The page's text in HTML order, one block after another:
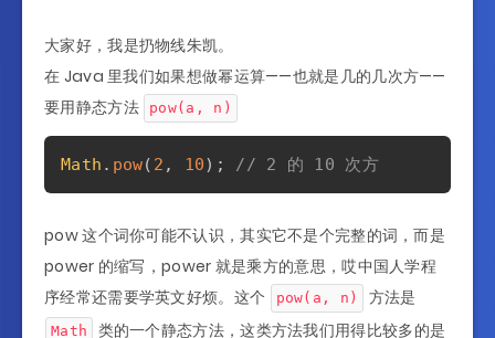
大家好，我是扔物线朱凯。
在 Java 里我们如果想做幂运算——也就是几的几次方——
要用静态方法
pow(a, n)
Math . pow( 2 , 10) ; // 2 的 10 次方
pow 这个词你可能不认识，其实它不是个完整的词，而是
power 的缩写，power 就是乘方的意思，哎中国人学程
序经常还需要学英文好烦。这个
pow(a, n) 方法是
Math 类的一个静态方法，这类方法我们用得比较多的是